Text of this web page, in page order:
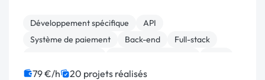
Développement spécifique
API
Système de paiement
Back-end
Full-stack
Chatbot
JavaScript
79 €/h 20 projets réalisés